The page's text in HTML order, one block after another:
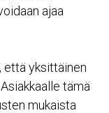
ajaa
että yksittäinen
tämä
mukaista